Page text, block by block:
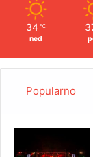
34 ℃
ned
Popularno